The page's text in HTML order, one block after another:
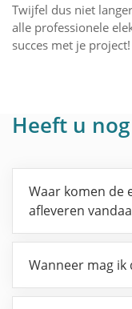
Twijfel dus niet
alle professionele
succes met je project!
Heeft u
Waar komen de
afleveren
Wanneer mag